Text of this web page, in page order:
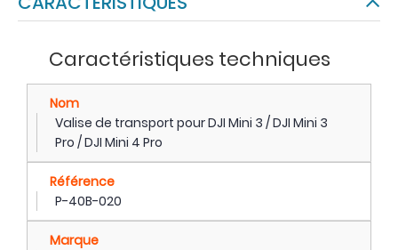
Caractéristiques techniques
Nom
Valise de transport pour DJI Mini 3 / DJI Mini 3
Pro / DJI Mini 4 Pro
Référence
P-40B-020
Marque